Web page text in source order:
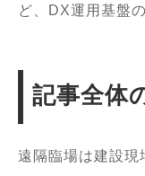
ど、DX運用基盤
記事全体
遠隔臨場は建設現